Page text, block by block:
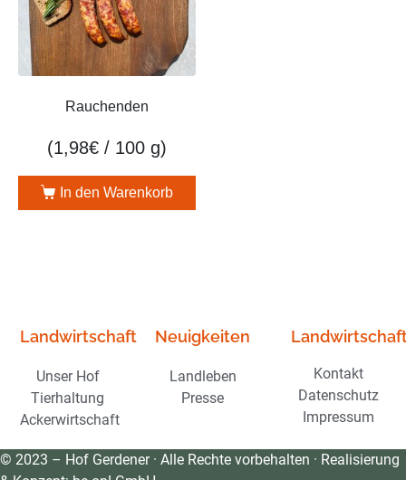
Rauchenden
(1,98€/ 100 g)
In den Warenkorb
Landwirtschaft
Unser Hof
Tierhaltung
Ackerwirtschaft
Neuigkeiten
Landleben
Presse
Kontakt
Datenschutz
Impressum
© 2023 – Hof Gerdener · Alle Rechte vorbehalten · Realisierung